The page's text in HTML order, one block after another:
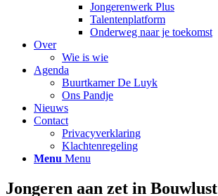
Jongerenwerk Plus
Talentenplatform
Onderweg naar je toekomst
Over
Wie is wie
Agenda
Buurtkamer De Luyk
Ons Pandje
Nieuws
Contact
Privacyverklaring
Klachtenregeling
Menu Menu
Jongeren aan zet in Bouwlust